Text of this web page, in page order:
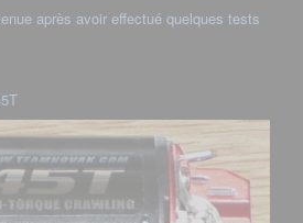
après avoir effectué quelques tests